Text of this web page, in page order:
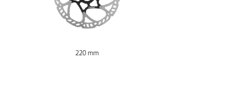
220 mm